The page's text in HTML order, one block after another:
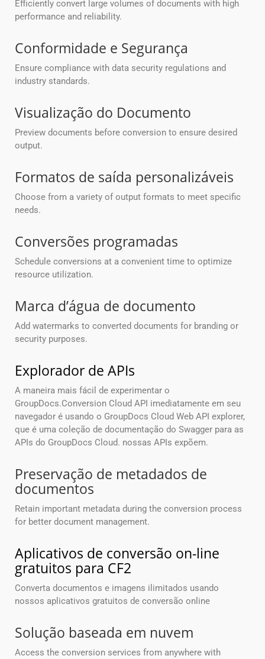
Efficiently convert large volumes of documents with high
performance and reliability.
Conformidade e Segurança
Ensure compliance with data security regulations and
industry standards.
Visualização do Documento
Preview documents before conversion to ensure desired
output.
Formatos de saída personalizáveis
Choose from a variety of output formats to meet specific
needs.
Conversões programadas
Schedule conversions at a convenient time to optimize
resource utilization.
Marca d’água de documento
Add watermarks to converted documents for branding or
security purposes.
Explorador de APIs
A maneira mais fácil de experimentar o
GroupDocs.Conversion Cloud API imediatamente em seu
navegador é usando o GroupDocs Cloud Web API explorer,
que é uma coleção de documentação do Swagger para as
APIs do GroupDocs Cloud. nossas APIs expõem.
Preservação de metadados de
documentos
Retain important metadata during the conversion process
for better document management.
Aplicativos de conversão on-line
gratuitos para CF2
Converta documentos e imagens ilimitados usando
nossos aplicativos gratuitos de conversão online
Solução baseada em nuvem
Access the conversion services from anywhere with